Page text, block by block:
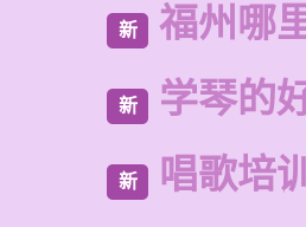
新 福州哪
新 学琴的
新 唱歌培